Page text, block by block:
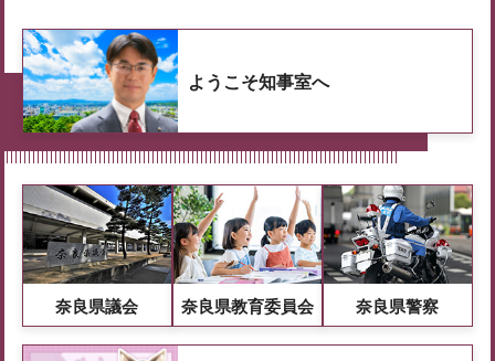
ようこそ知事室へ
奈良県議会 奈良県教育委員会 奈良県警察